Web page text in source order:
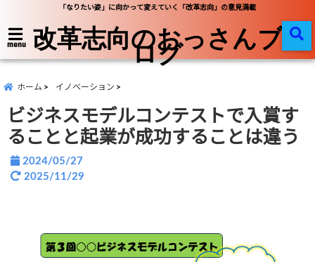
「なりたい姿」に向かって変えていく「改革志向」の意見満載
menu 改革志向のおっさんブ
ログ
ホーム イノベーション
ビジネスモデルコンテストで入賞す
ることと起業が成功することは違う
2024/05/27
2025/11/29